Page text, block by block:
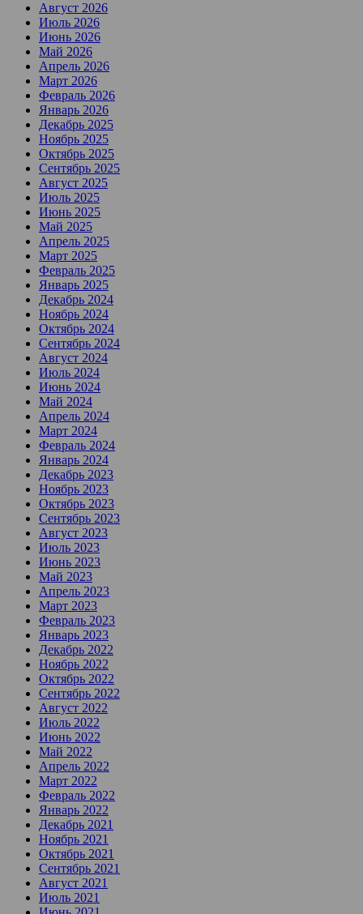
Август 2026
Июль 2026
Июнь 2026
Май 2026
Апрель 2026
Март 2026
Февраль 2026
Январь 2026
Декабрь 2025
Ноябрь 2025
Октябрь 2025
Сентябрь 2025
Август 2025
Июль 2025
Июнь 2025
Май 2025
Апрель 2025
Март 2025
Февраль 2025
Январь 2025
Декабрь 2024
Ноябрь 2024
Октябрь 2024
Сентябрь 2024
Август 2024
Июль 2024
Июнь 2024
Май 2024
Апрель 2024
Март 2024
Февраль 2024
Январь 2024
Декабрь 2023
Ноябрь 2023
Октябрь 2023
Сентябрь 2023
Август 2023
Июль 2023
Июнь 2023
Май 2023
Апрель 2023
Март 2023
Февраль 2023
Январь 2023
Декабрь 2022
Ноябрь 2022
Октябрь 2022
Сентябрь 2022
Август 2022
Июль 2022
Июнь 2022
Май 2022
Апрель 2022
Март 2022
Февраль 2022
Январь 2022
Декабрь 2021
Ноябрь 2021
Октябрь 2021
Сентябрь 2021
Август 2021
Июль 2021